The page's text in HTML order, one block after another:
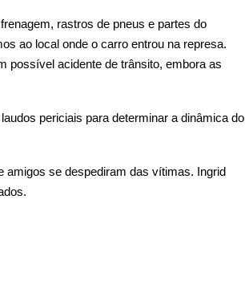
rastros de pneus e partes do
ao local onde o carro entrou na represa.
possível acidente de trânsito, embora as
periciais para determinar a dinâmica do
amigos se despediram das vítimas. Ingrid